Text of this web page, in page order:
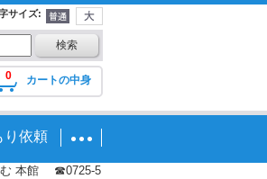
サイズ:
0 カートの中身
り依頼
む 本館 ☎0725-5